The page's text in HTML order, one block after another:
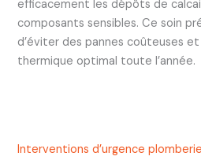
efficacement les dépôts de
composants sensibles. Ce soin
d’éviter des pannes coûteuses
thermique optimal toute l’année.
Interventions d’urgence